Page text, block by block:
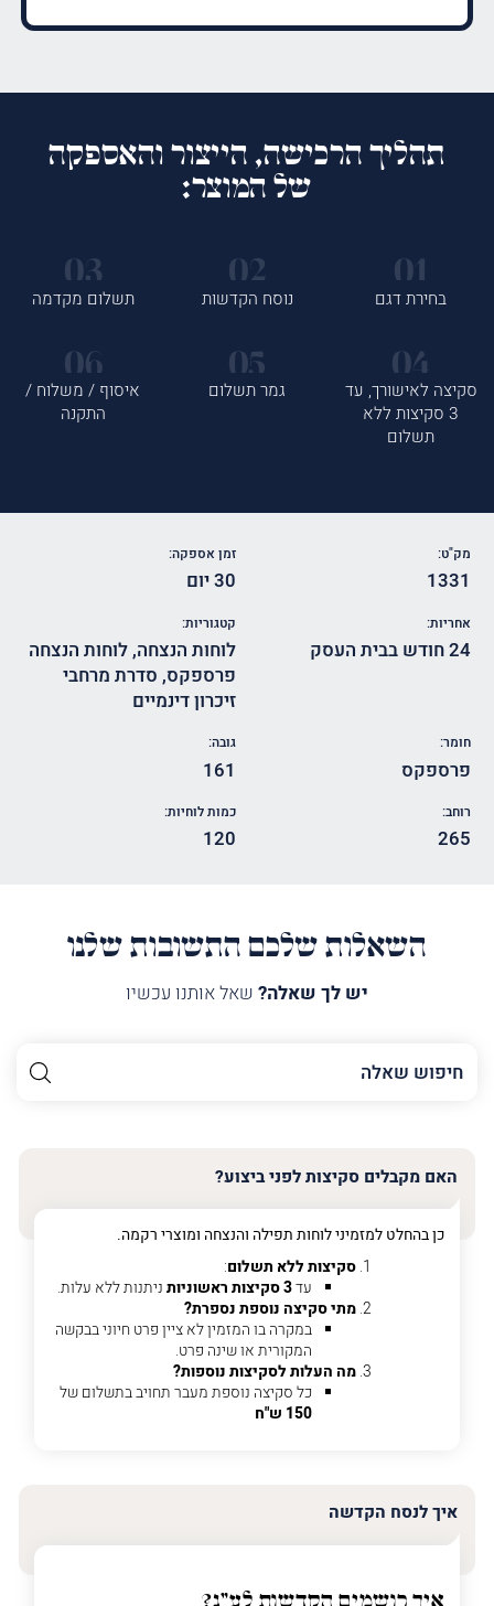
תהליך הרכישה, הייצור והאספקה
של המוצר:
בחירת דגם נוסח הקדשות תשלום מקדמה
סקיצה לאישורך, עד
3 סקיצות ללא
תשלום
גמר תשלום
איסוף / משלוח /
התקנה
מק"ט:
1331
זמן אספקה:
30 יום
אחריות:
24 חודש בבית העסק
קטגוריות:
לוחות הנצחה, לוחות הנצחה
פרספקס, סדרת מרחבי
זיכרון דינמיים
חומר:
פרספקס
גובה:
161
רוחב:
265
כמות לוחיות:
120
השאלות שלכם התשובות שלנו
יש לך שאלה? שאל אותנו עכשיו
השם
שלך
טלפון (חובה)
האם מקבלים סקיצות לפני ביצוע?
כן בהחלט למזמיני לוחות תפילה והנצחה ומוצרי רקמה.
סקיצות ללא תשלום:
עד3 סקיצות ראשוניות
ניתנות ללא עלות.
מתי סקיצה נוספת נספרת?
במקרה בו המזמין לא ציין פרט חיוני בבקשה
המקורית או שינה פרט.
מה העלות לסקיצות נוספות?
כל סקיצה נוספת מעבר תחויב בתשלום של
150 ש"ח
איך לנסח הקדשה